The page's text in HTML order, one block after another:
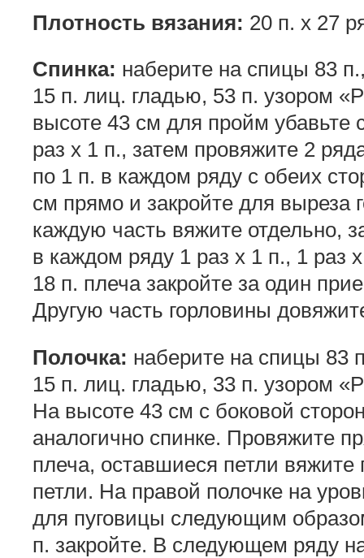
Плотность вязания: 20 п. х 27
Спинка: наберите на спицы 83
15 п. лиц. гладью, 53 п. узором
высоте 43 см для пройм убавьте
раз х 1 п., затем провяжите 2
по 1 п. в каждом ряду с обеих
см прямо и закройте для выреза
каждую часть вяжите отдельно,
в каждом ряду 1 раз х 1 п., 1 раз
18 п. плеча закройте за один
Другую часть горловины
Полочка: наберите на спицы 83
15 п. лиц. гладью, 33 п. узором
На высоте 43 см с боковой
аналогично спинке. Провяжите
плеча, оставшиеся петли
петли. На правой полочке на
для пуговицы следующим
п. закройте. В следующем ряду